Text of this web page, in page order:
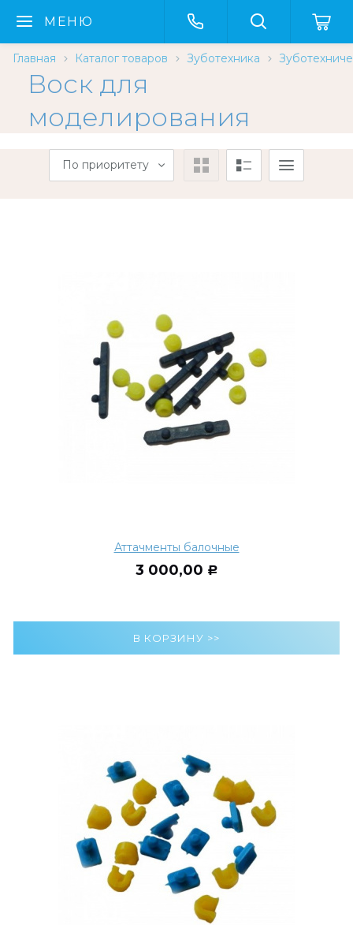
МЕНЮ
Главная Каталог товаров Зуботехника
Воск для
моделирования
По приоритету
Аттачменты балочные
3 000,00 Р